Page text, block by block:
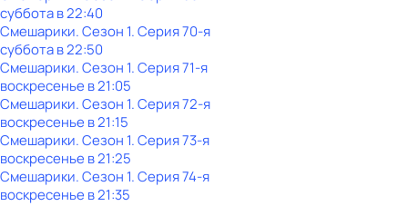
субботав22:40
Смешарики. Сезон 1. Серия 70-я
субботав22:50
Смешарики. Сезон 1. Серия 71-я
воскресенье в21:05
Смешарики. Сезон 1. Серия 72-я
воскресенье в21:15
Смешарики. Сезон 1. Серия 73-я
воскресенье в21:25
Смешарики. Сезон 1. Серия 74-я
воскресенье в21:35